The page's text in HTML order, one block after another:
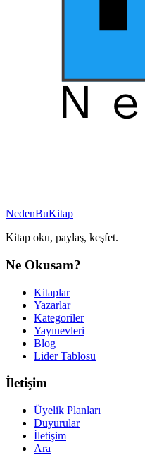
NedenBuKitap
Kitap oku, paylaş, keşfet.
Ne Okusam?
Kitaplar
Yazarlar
Kategoriler
Yayınevleri
Blog
Lider Tablosu
İletişim
Üyelik Planları
Duyurular
İletişim
Ara